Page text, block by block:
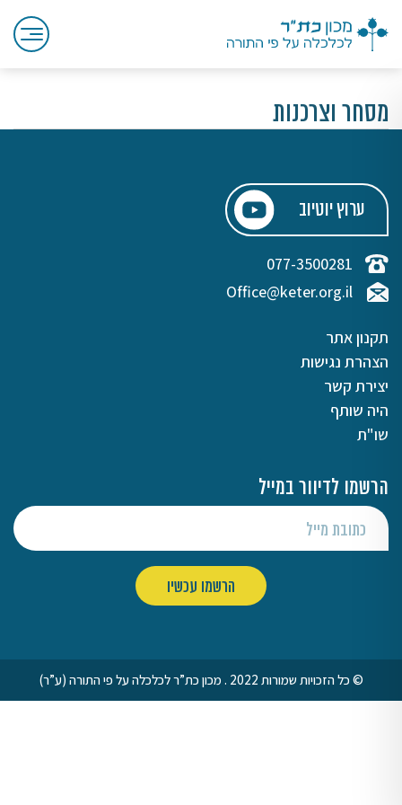
מסחר וצרכנות
ערוץ יוטיוב
077-3500281
Office@keter.org.il
תקנון אתר
הצהרת נגישות
יצירת קשר
היה שותף
שו"ת
הרשמו לדיוור במייל
© כל הזכויות שמורות 2022 . מכון כת”ר לכלכלה על פי התורה (ע”ר)